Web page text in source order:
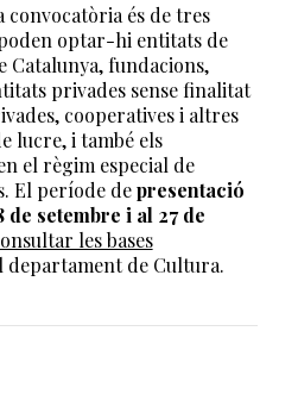
és de tres
optar-hi entitats de
Catalunya, fundacions,
privades sense finalitat
cooperatives i altres
lucre, i també els
el règim especial de
El període depresentació
de setembre i al 27 de
les bases
departament de Cultura.